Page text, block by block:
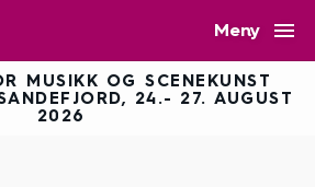
Meny 
MUSIKK OG SCENEKUNST
24.- 27. AUGUST
2026